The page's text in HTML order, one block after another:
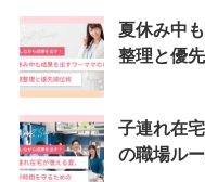
夏休み中
整理と優
子連れ在
の職場ル